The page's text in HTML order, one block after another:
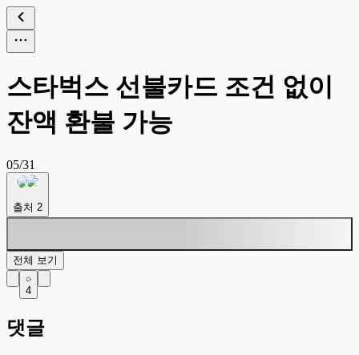
스타벅스 선불카드 조건 없이
잔액 환불 가능
05/31
출처 2
전체 보기
4
댓글